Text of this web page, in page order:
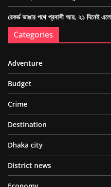
রেকর্ড ভাঙার পথে প্রবাসী আয়, ২১ দিনেই
Categories
Adventure
Budget
Crime
Destination
Dhaka city
District news